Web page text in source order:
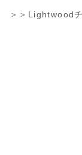
＞＞Lightwood